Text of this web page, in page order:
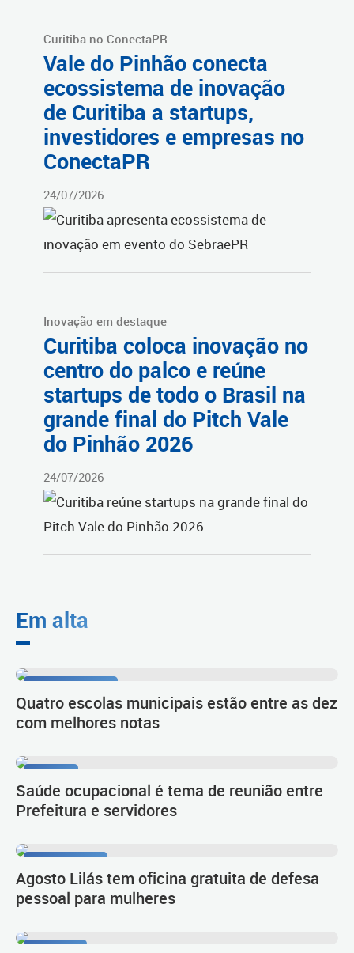
Curitiba no ConectaPR
Vale do Pinhão conecta
ecossistema de inovação
de Curitiba a startups,
investidores e empresas no
ConectaPR
24/07/2026
Inovação em destaque
Curitiba coloca inovação no
centro do palco e reúne
startups de todo o Brasil na
grande final do Pitch Vale
do Pinhão 2026
24/07/2026
Em alta
Quatro escolas municipais estão entre as dez
com melhores notas
Saúde ocupacional é tema de reunião entre
Prefeitura e servidores
Agosto Lilás tem oficina gratuita de defesa
pessoal para mulheres